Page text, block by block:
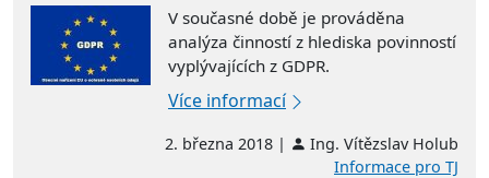
V současné době je prováděna
analýza činností z hlediska povinností
vyplývajících z GDPR.
Více informací
2. března 2018 |
Ing. Vítězslav Holub
Informace pro TJ